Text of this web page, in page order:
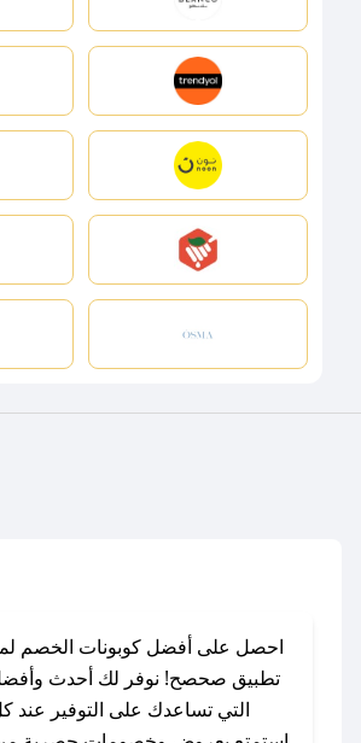
احصل على أفضل كوبونات الخصم
تطبيق صحصح! نوفر لك أحدث
التي تساعدك على التوفير عند